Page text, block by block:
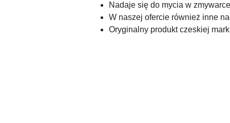
Nadaje się do mycia w
W naszej ofercie również inne
Oryginalny produkt czeskiej